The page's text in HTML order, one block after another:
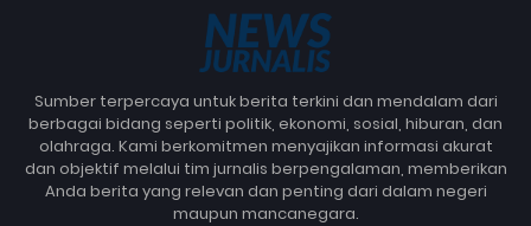
Sumber terpercaya untuk berita terkini dan mendalam dari
berbagai bidang seperti politik, ekonomi, sosial, hiburan, dan
olahraga. Kami berkomitmen menyajikan informasi akurat
dan objektif melalui tim jurnalis berpengalaman, memberikan
Anda berita yang relevan dan penting dari dalam negeri
maupun mancanegara.